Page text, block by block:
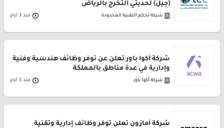
(جيل) لحديثي التخرج بالرياض
شركة تحكم التقنية المحدودة منذ 3 أيام
شركة أكوا باور تعلن عن توفر وظائف هندسية وفنية
وإدارية في عدة مناطق بالمملكة
شركة أكوا باور منذ 3 أيام
شركة أمازون تعلن توفر وظائف إدارية وتقنية